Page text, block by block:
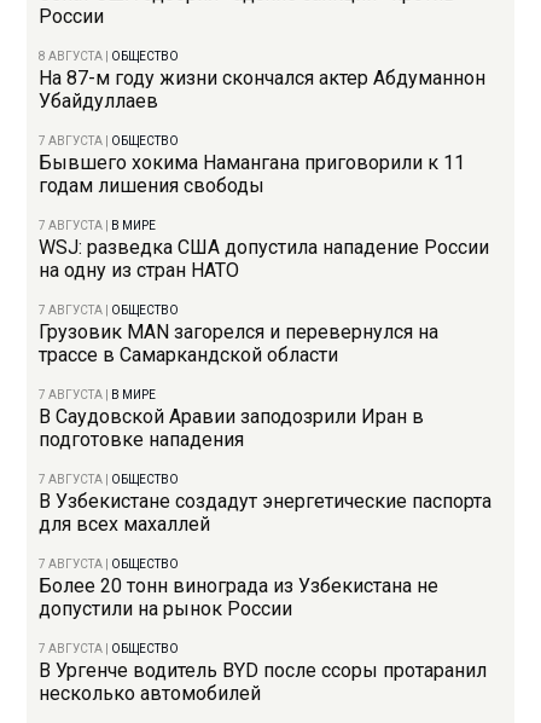
России
8 АВГУСТА ОБЩЕСТВО
На 87-м году жизни скончался актер Абдуманнон
Убайдуллаев
7 АВГУСТА ОБЩЕСТВО
Бывшего хокима Намангана приговорили к 11
годам лишения свободы
7 АВГУСТА В МИРЕ
WSJ: разведка США допустила нападение России
на одну из стран НАТО
7 АВГУСТА ОБЩЕСТВО
Грузовик MAN загорелся и перевернулся на
трассе в Самаркандской области
7 АВГУСТА В МИРЕ
В Саудовской Аравии заподозрили Иран в
подготовке нападения
7 АВГУСТА ОБЩЕСТВО
В Узбекистане создадут энергетические паспорта
для всех махаллей
7 АВГУСТА ОБЩЕСТВО
Более 20 тонн винограда из Узбекистана не
допустили на рынок России
7 АВГУСТА ОБЩЕСТВО
В Ургенче водитель BYD после ссоры протаранил
несколько автомобилей